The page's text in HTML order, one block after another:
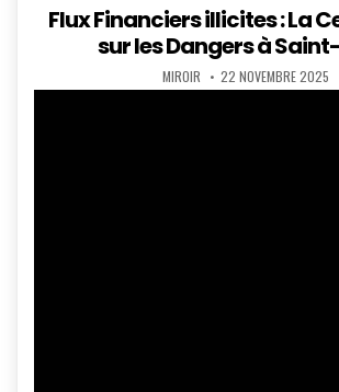
in
Flux Financiers illicites : La
sur les Dangers à
AUTHOR:
MIROIR PUBLISHED
DATE:
22 NOVEMBRE 2025